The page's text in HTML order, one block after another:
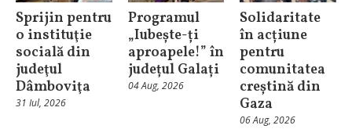
Sprijin pentru
o instituţie
socială din
judeţul
Dâmboviţa
31 Iul, 2026
Programul
„Iubește-ți
aproapele!” în
județul Galați
04 Aug, 2026
Solidaritate
în acțiune
pentru
comunitatea
creștină din
Gaza
06 Aug, 2026